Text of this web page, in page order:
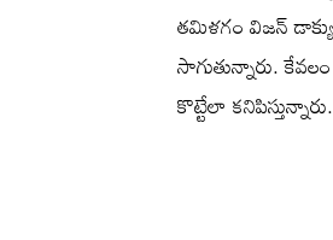
తమిళగం విజన్
సాగుతున్నారు.
కొట్టేలా కనిపిస్తున్నారు.